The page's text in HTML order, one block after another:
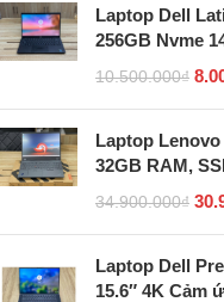
Laptop Dell
256GB Nvme
10.500.000₫
Laptop Lenovo
32GB RAM,
34.900.000₫
Laptop Dell
15.6″ 4K Cảm